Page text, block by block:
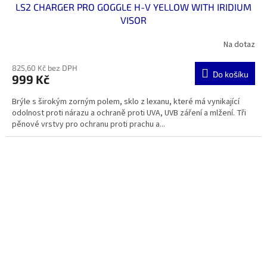
LS2 CHARGER PRO GOGGLE H-V YELLOW WITH IRIDIUM
VISOR
Na dotaz
825,60 Kč bez DPH
999 Kč Do košíku
Brýle s širokým zorným polem, sklo z lexanu, které má vynikající
odolnost proti nárazu a ochraně proti UVA, UVB záření a mlžení. Tři
pěnové vrstvy pro ochranu proti prachu a...